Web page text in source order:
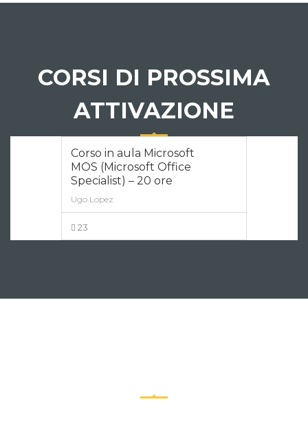
CORSI DI PROSSIMA
ATTIVAZIONE
Corso in aula Microsoft
MOS (Microsoft Office
Specialist) – 20 ore
Ugo Lopez
23